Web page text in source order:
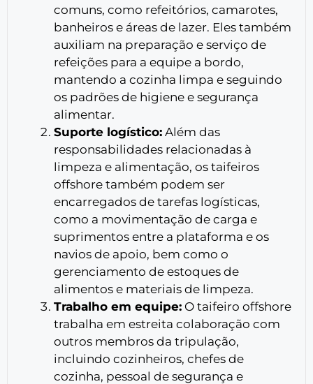
comuns, como refeitórios, camarotes,
banheiros e áreas de lazer. Eles também
auxiliam na preparação e serviço de
refeições para a equipe a bordo,
mantendo a cozinha limpa e seguindo
os padrões de higiene e segurança
alimentar.
Suporte logístico: Além das
responsabilidades relacionadas à
limpeza e alimentação, os taifeiros
offshore também podem ser
encarregados de tarefas logísticas,
como a movimentação de carga e
suprimentos entre a plataforma e os
navios de apoio, bem como o
gerenciamento de estoques de
alimentos e materiais de limpeza.
Trabalho em equipe: O taifeiro offshore
trabalha em estreita colaboração com
outros membros da tripulação,
incluindo cozinheiros, chefes de
cozinha, pessoal de segurança e